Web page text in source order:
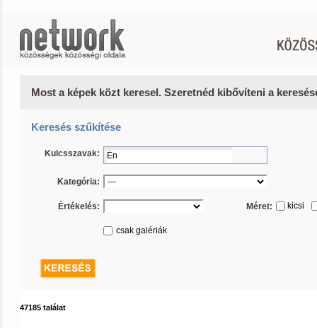
Most a képek közt keresel. Szeretnéd kibővíteni a
Keresés szűkítése
Kulcsszavak:
Kategória:
Értékelés: Méret: kicsi
csak galériák
47185 találat